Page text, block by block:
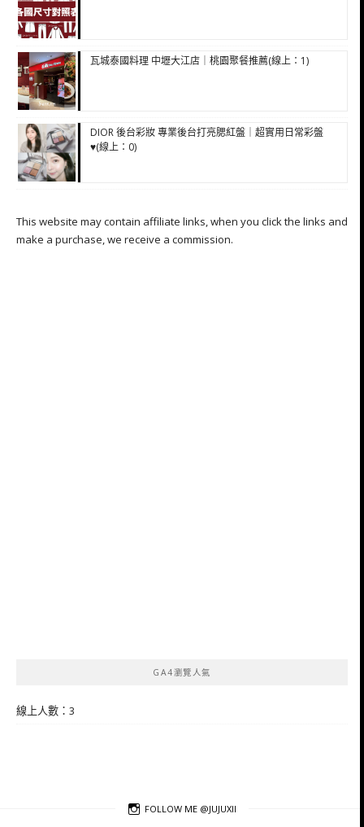
瓦城泰國料理 中壢大江店｜桃園聚餐推薦(線上：1)
DIOR 後台彩妝 專業後台打亮腮紅盤｜超實用日常彩盤
♥(線上：0)
This website may contain affiliate links, when you click the links and
make a purchase, we receive a commission.
GA4瀏覽人氣
線上人數：3
FOLLOW ME @JUJUXII